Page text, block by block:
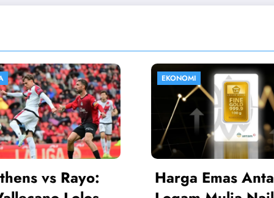
Antam
HIBURAN
Sinopsis